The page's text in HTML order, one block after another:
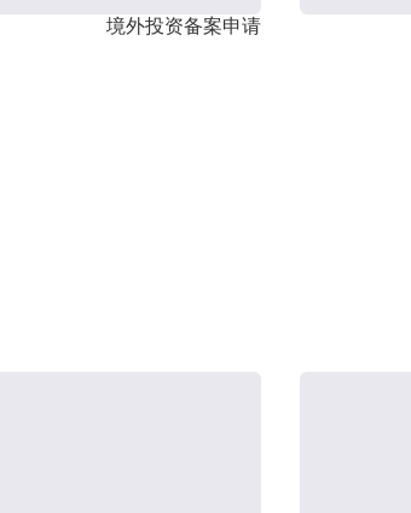
境外投资备案申请